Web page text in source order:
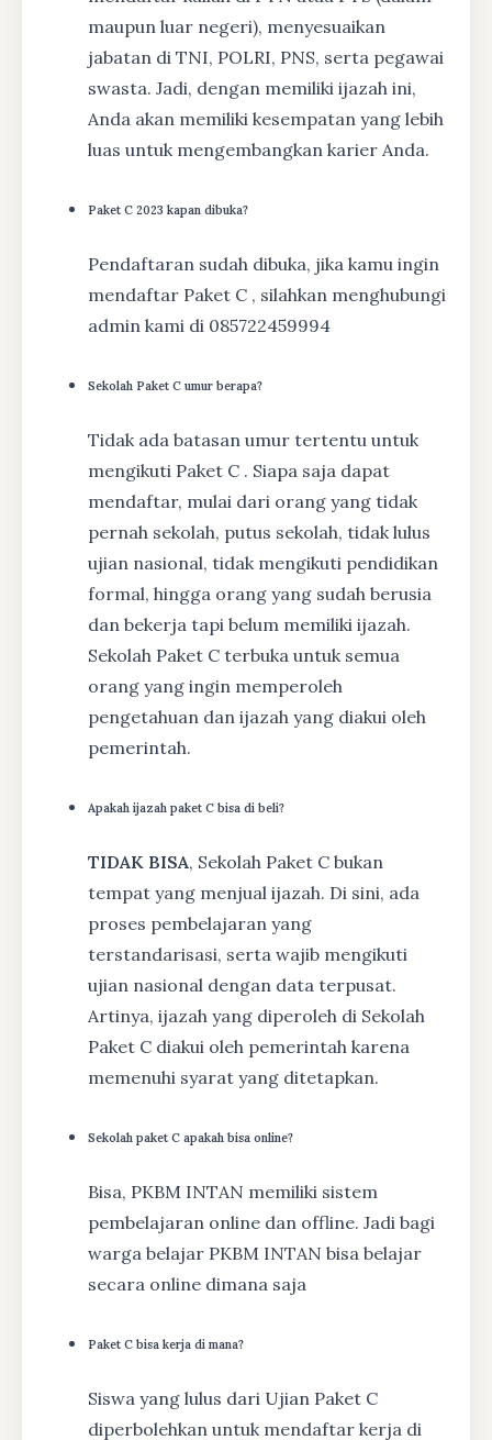
maupun luar negeri), menyesuaikan
jabatan di TNI, POLRI, PNS, serta pegawai
swasta. Jadi, dengan memiliki ijazah ini,
Anda akan memiliki kesempatan yang lebih
luas untuk mengembangkan karier Anda.
Paket C 2023 kapan dibuka?
Pendaftaran sudah dibuka, jika kamu ingin
mendaftar Paket C , silahkan menghubungi
admin kami di 085722459994
Sekolah Paket C umur berapa?
Tidak ada batasan umur tertentu untuk
mengikuti Paket C . Siapa saja dapat
mendaftar, mulai dari orang yang tidak
pernah sekolah, putus sekolah, tidak lulus
ujian nasional, tidak mengikuti pendidikan
formal, hingga orang yang sudah berusia
dan bekerja tapi belum memiliki ijazah.
Sekolah Paket C terbuka untuk semua
orang yang ingin memperoleh
pengetahuan dan ijazah yang diakui oleh
pemerintah.
Apakah ijazah paket C bisa di beli?
TIDAK BISA, Sekolah Paket C bukan
tempat yang menjual ijazah. Di sini, ada
proses pembelajaran yang
terstandarisasi, serta wajib mengikuti
ujian nasional dengan data terpusat.
Artinya, ijazah yang diperoleh di Sekolah
Paket C diakui oleh pemerintah karena
memenuhi syarat yang ditetapkan.
Sekolah paket C apakah bisa online?
Bisa, PKBM INTAN memiliki sistem
pembelajaran online dan offline. Jadi bagi
warga belajar PKBM INTAN bisa belajar
secara online dimana saja
Paket C bisa kerja di mana?
Siswa yang lulus dari Ujian Paket C
diperbolehkan untuk mendaftar kerja di